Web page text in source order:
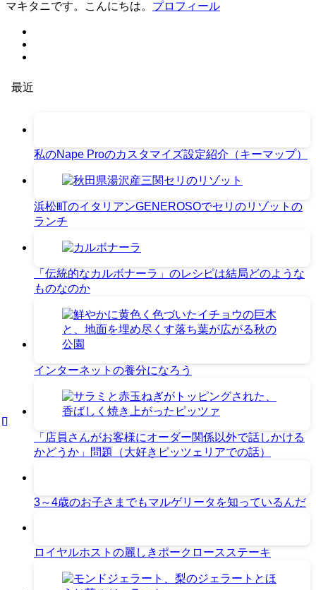
マキタニです。こんにちは。 プロフィール
最近
私のNape Proのカスタマイズ設定紹介（キーマップ）
浜松町のイタリアンGENEROSOでセリのリゾットの
ランチ
「伝統的なカルボナーラ」のレシピは結局どのような
ものなのか
インターネットの養分になろう
「店員さんがお客様にオーダー関係以外で話しかける
かどうか」問題（大好きピッツェリアでの話）
3～4歳のお子さまでもマルゲリータを知っているんだ
ロイヤルホストの麗しきポークロースステーキ